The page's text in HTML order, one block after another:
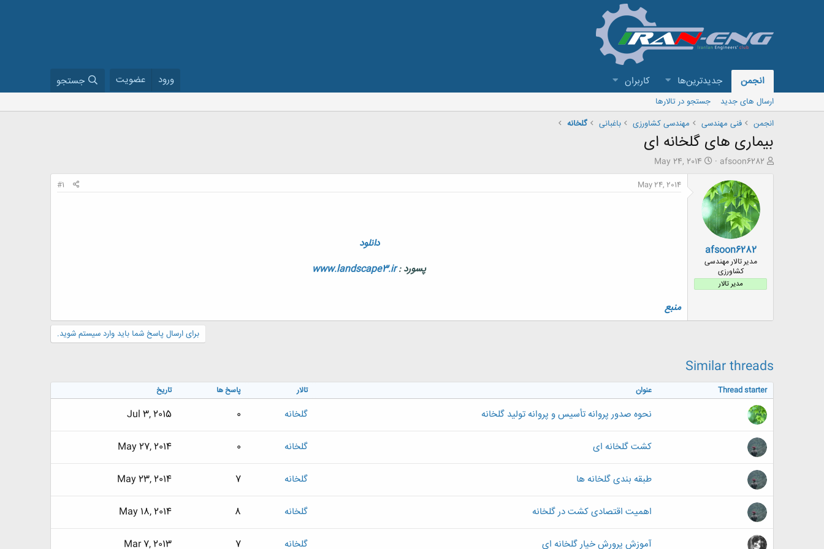
انجمن جدیدترین‌ها کاربران ورود عضویت جستجو
ارسال های جدید
جستجو در تالارها
انجمن
فنی مهندسی مهندسی کشاورزی باغبانی گلخانه
بیماری های گلخانه ای
ش
ض
و
afsoon6282
ت
خ
ش
May 24, 2014
afsoon6282
مدیر تالار مهندسی
كشاورزی
مدیر تالار
May 24, 2014
#1
دانلود
پسورد :www.landscape3.ir
منبع
برای ارسال پاسخ شما باید وارد سیستم شوید.
Similar threads
Thread starter عنوان تالار پاسخ ها تاریخ
نحوه صدور پروانه تأسیس و پروانه تولید گلخانه گلخانه 0
Jul 3, 2015
کشت گلخانه ای گلخانه 0
May 27, 2014
طبقه بندی گلخانه ها گلخانه 7
May 23, 2014
اهمیت اقتصادی کشت در گلخانه گلخانه 8
May 18, 2014
آموزش پرورش خیار گلخانه ای گلخانه 7
Mar 7, 2013